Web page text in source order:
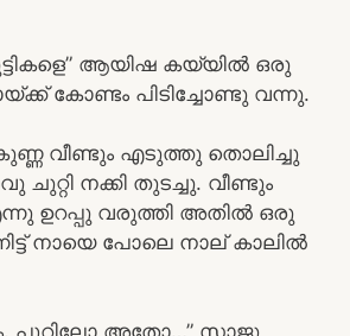
ആയിഷ കയ്യിൽ ഒരു
കോണ്ടം പിടിച്ചോണ്ടു വന്നു.
വീണ്ടും എടുത്തു തൊലിച്ചു
ചുറ്റി നക്കി തുടച്ചു. വീണ്ടും
ഉറപ്പു വരുത്തി അതിൽ ഒരു
നായെ പോലെ നാല് കാലിൽ
പൂറിലോ അതോ…” സാജു